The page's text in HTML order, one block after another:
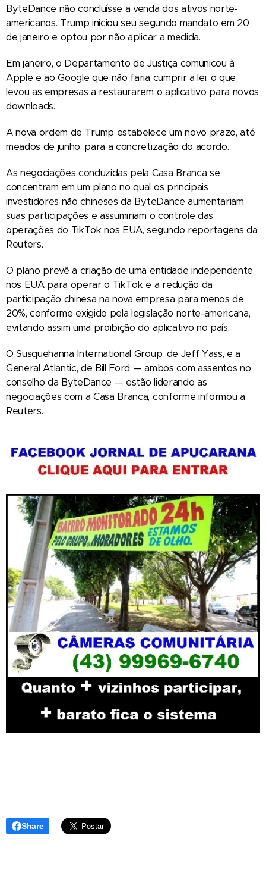
ByteDance não concluísse a venda dos ativos norte-
americanos. Trump iniciou seu segundo mandato em 20
de janeiro e optou por não aplicar a medida.
Em janeiro, o Departamento de Justiça comunicou à
Apple e ao Google que não faria cumprir a lei, o que
levou as empresas a restaurarem o aplicativo para novos
downloads.
A nova ordem de Trump estabelece um novo prazo, até
meados de junho, para a concretização do acordo.
As negociações conduzidas pela Casa Branca se
concentram em um plano no qual os principais
investidores não chineses da ByteDance aumentariam
suas participações e assumiriam o controle das
operações do TikTok nos EUA, segundo reportagens da
Reuters.
O plano prevê a criação de uma entidade independente
nos EUA para operar o TikTok e a redução da
participação chinesa na nova empresa para menos de
20%, conforme exigido pela legislação norte-americana,
evitando assim uma proibição do aplicativo no país.
O Susquehanna International Group, de Jeff Yass, e a
General Atlantic, de Bill Ford — ambos com assentos no
conselho da ByteDance — estão liderando as
negociações com a Casa Branca, conforme informou a
Reuters.
Share